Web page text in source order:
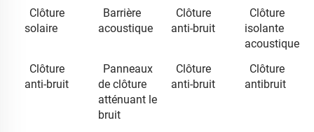
Clôture
solaire
Barrière
acoustique
Clôture
anti-bruit
Clôture
isolante
acoustique
Clôture
anti-bruit
Panneaux
de clôture
atténuant le
bruit
Clôture
anti-bruit
Clôture
antibruit